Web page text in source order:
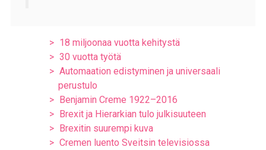
18 miljoonaa vuotta kehitystä
30 vuotta työtä
Automaation edistyminen ja universaali
perustulo
Benjamin Creme 1922–2016
Brexit ja Hierarkian tulo julkisuuteen
Brexitin suurempi kuva
Cremen luento Sveitsin televisiossa